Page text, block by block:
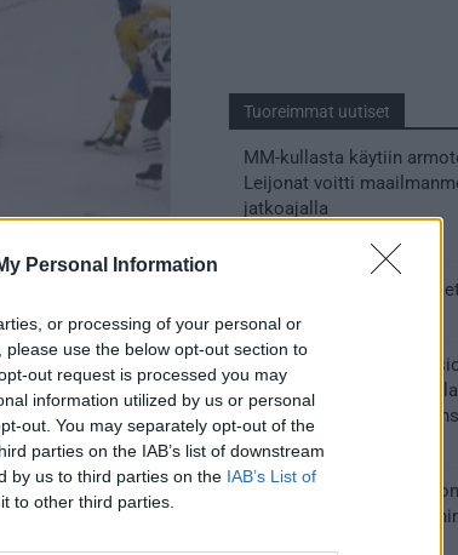
Personal Information
or processing of your personal or
use the below opt-out section to
out request is processed you may
information utilized by us or personal
out. You may separately opt-out of the
parties on the IAB’s list of downstream
by us to third parties on the IAB’s List of
to other third parties.
ei ole
kaikkensa
Tuoreimmat uutiset
MM-kullasta käytiin
Leijonat voitti
jatkoajalla
Tässä Leijonien
31.05.2026 18:37
Huikeaa draamaa
kaatoi Kanadan
ensimmäisen MM-
31.05.2026 18:25
Vakuuttava esitys –
nurin ja eteni